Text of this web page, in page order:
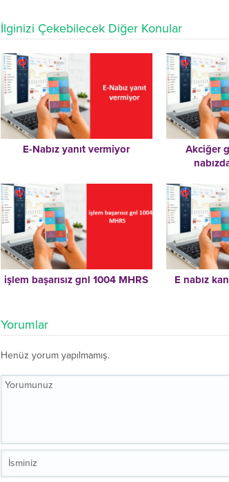
İlginizi Çekebilecek Diğer Konular
E-Nabız yanıt vermiyor
Akciğer
işlem başarısız gnl 1004 MHRS E nabız
Yorumlar
Henüz yorum yapılmamış.